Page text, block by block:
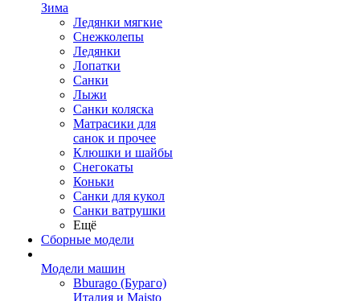
Зима
Ледянки мягкие
Снежколепы
Ледянки
Лопатки
Санки
Лыжи
Санки коляска
Матрасики для
санок и прочее
Клюшки и шайбы
Снегокаты
Коньки
Санки для кукол
Санки ватрушки
Ещё
Сборные модели
Модели машин
Bburago (Бураго)
Италия и Maisto